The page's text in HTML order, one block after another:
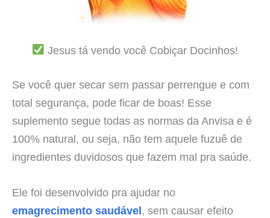
Jesus tá vendo você Cobiçar Docinhos!
Se você quer secar sem passar perrengue e com
total segurança, pode ficar de boas! Esse
suplemento segue todas as normas da Anvisa e é
100% natural, ou seja, não tem aquele fuzuê de
ingredientes duvidosos que fazem mal pra saúde.
Ele foi desenvolvido pra ajudar no
emagrecimento saudável, sem causar efeito